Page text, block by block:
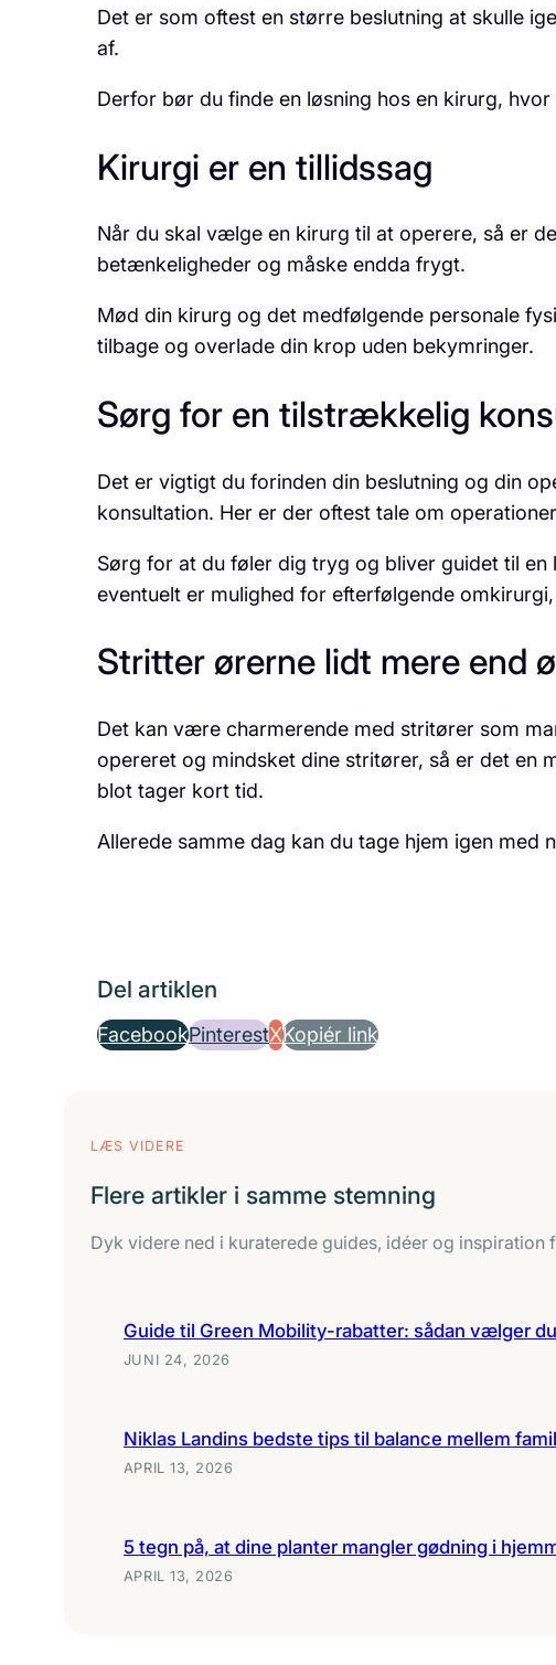
Det er som oftest en større beslutning at skulle
af.
Derfor bør du finde en løsning hos en kirurg,
Kirurgi er en tillidssag
Når du skal vælge en kirurg til at operere, så er
betænkeligheder og måske endda frygt.
Mød din kirurg og det medfølgende personale
tilbage og overlade din krop uden bekymringer.
Sørg for en tilstrækkelig
Det er vigtigt du forinden din beslutning og din
konsultation. Her er der oftest tale om
Sørg for at du føler dig tryg og bliver guidet til
eventuelt er mulighed for efterfølgende
Stritter ørerne lidt mere end
Det kan være charmerende med stritører som
opereret og mindsket dine stritører, så er det en
blot tager kort tid.
Allerede samme dag kan du tage hjem igen
Del artiklen
FacebookPinterestXKopiér link
LÆS VIDERE
Flere artikler i samme stemning
Dyk videre ned i kuraterede guides, idéer og inspiration
Guide til Green Mobility-rabatter: sådan vælger
JUNI 24, 2026
Niklas Landins bedste tips til balance mellem
APRIL 13, 2026
5 tegn på, at dine planter mangler gødning i
APRIL 13, 2026